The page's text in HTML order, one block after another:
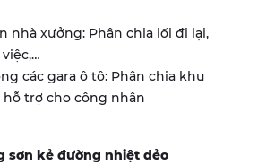
nhà xưởng: Phân chia lối đi lại,
các gara ô tô: Phân chia khu
hỗ trợ cho công nhân
sơn kẻ đường nhiệt dẻo